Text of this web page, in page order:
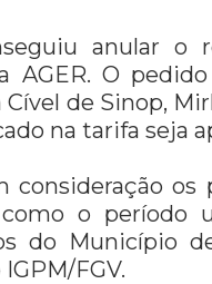
anular o
AGER. O
Cível de Sinop,
na tarifa seja
os
o período
do Município
FGV.